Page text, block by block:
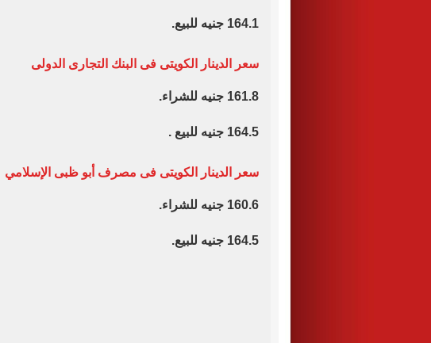
164.1 جنيه للبيع.
سعر الدينار الكويتى فى البنك التجارى الدولى
161.8 جنيه للشراء.
164.5 جنيه للبيع .
سعر الدينار الكويتى فى مصرف أبو ظبى الإسلامي
160.6 جنيه للشراء.
164.5 جنيه للبيع.